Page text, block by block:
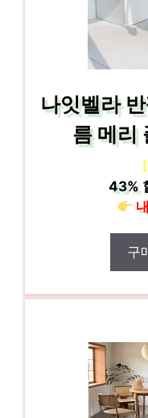
나잇벨라
름 메리
[
43%
구